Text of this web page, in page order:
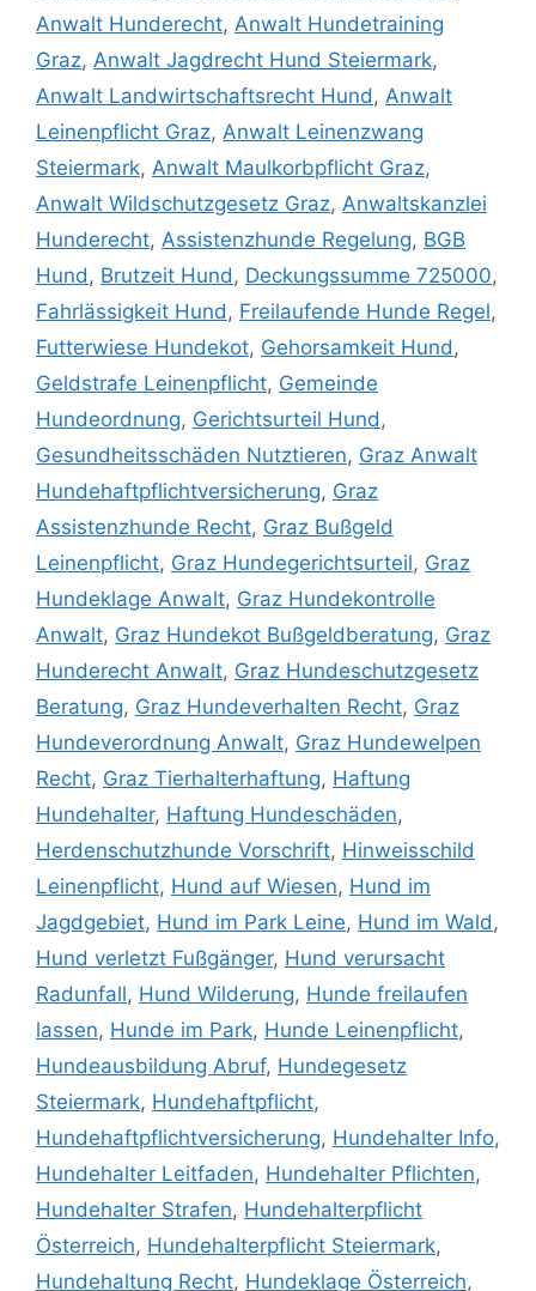
Anwalt Hunderecht, Anwalt Hundetraining
Graz, Anwalt Jagdrecht Hund Steiermark,
Anwalt Landwirtschaftsrecht Hund, Anwalt
Leinenpflicht Graz, Anwalt Leinenzwang
Steiermark, Anwalt Maulkorbpflicht Graz,
Anwalt Wildschutzgesetz Graz, Anwaltskanzlei
Hunderecht, Assistenzhunde Regelung, BGB
Hund, Brutzeit Hund, Deckungssumme 725000,
Fahrlässigkeit Hund, Freilaufende Hunde Regel,
Futterwiese Hundekot, Gehorsamkeit Hund,
Geldstrafe Leinenpflicht, Gemeinde
Hundeordnung, Gerichtsurteil Hund,
Gesundheitsschäden Nutztieren, Graz Anwalt
Hundehaftpflichtversicherung, Graz
Assistenzhunde Recht, Graz Bußgeld
Leinenpflicht, Graz Hundegerichtsurteil, Graz
Hundeklage Anwalt, Graz Hundekontrolle
Anwalt, Graz Hundekot Bußgeldberatung, Graz
Hunderecht Anwalt, Graz Hundeschutzgesetz
Beratung, Graz Hundeverhalten Recht, Graz
Hundeverordnung Anwalt, Graz Hundewelpen
Recht, Graz Tierhalterhaftung, Haftung
Hundehalter, Haftung Hundeschäden,
Herdenschutzhunde Vorschrift, Hinweisschild
Leinenpflicht, Hund auf Wiesen, Hund im
Jagdgebiet, Hund im Park Leine, Hund im Wald,
Hund verletzt Fußgänger, Hund verursacht
Radunfall, Hund Wilderung, Hunde freilaufen
lassen, Hunde im Park, Hunde Leinenpflicht,
Hundeausbildung Abruf, Hundegesetz
Steiermark, Hundehaftpflicht,
Hundehaftpflichtversicherung, Hundehalter Info,
Hundehalter Leitfaden, Hundehalter Pflichten,
Hundehalter Strafen, Hundehalterpflicht
Österreich, Hundehalterpflicht Steiermark,
Hundehaltung Recht, Hundeklage Österreich,